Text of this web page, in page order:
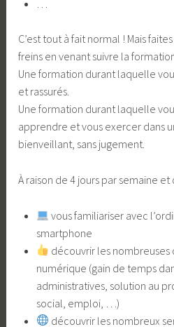
C’est tout à fait normal ! Mais
freins en venant suivre la
Une formation durant laquelle
et rassurés.
Une formation durant laquelle
apprendre et vous exercer dans
bienveillant, sans jugement.
À raison de 4 jours par semaine
vous familiariser avec
smartphone
découvrir les
numérique (gain de temps
administratives, solution au
social, emploi, …)
découvrir les nombreux